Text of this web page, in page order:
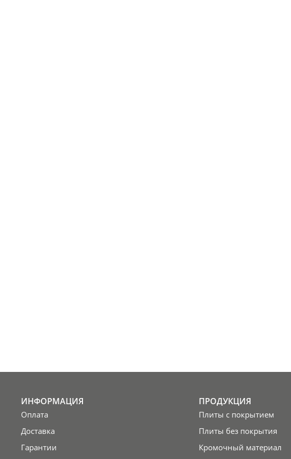
ИНФОРМАЦИЯ
Оплата
Доставка
Гарантии
ПРОДУКЦИЯ
Плиты с покрытием
Плиты без покрытия
Кромочный материал